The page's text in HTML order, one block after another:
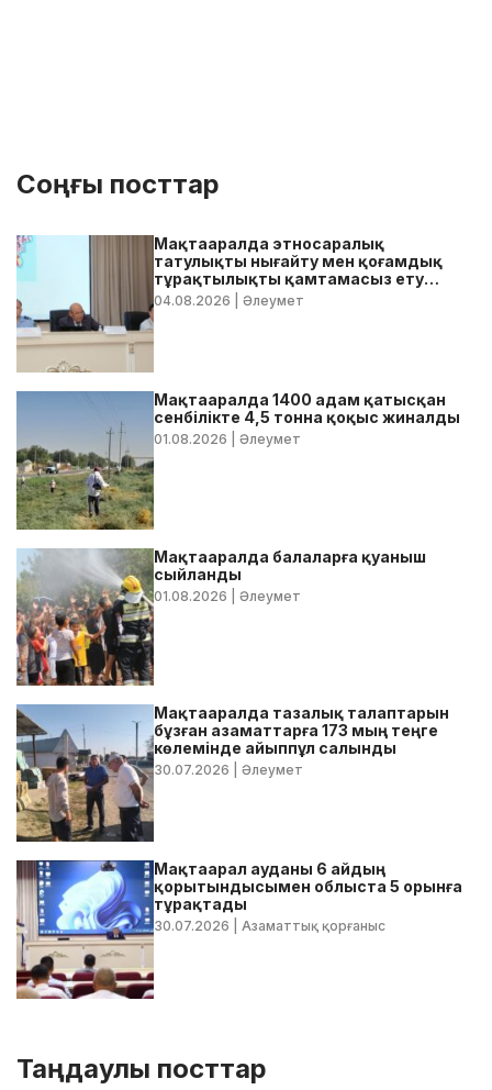
Соңғы посттар
Мақтааралда этносаралық
татулықты нығайту мен қоғамдық
тұрақтылықты қамтамасыз ету
бойынша жедел кеңес өтті
04.08.2026 | Әлеумет
Мақтааралда 1400 адам қатысқан
сенбілікте 4,5 тонна қоқыс жиналды
01.08.2026 | Әлеумет
Мақтааралда балаларға қуаныш
сыйланды
01.08.2026 | Әлеумет
Мақтааралда тазалық талаптарын
бұзған азаматтарға 173 мың теңге
көлемінде айыппұл салынды
30.07.2026 | Әлеумет
Мақтаарал ауданы 6 айдың
қорытындысымен облыста 5 орынға
тұрақтады
30.07.2026 | Азаматтық қорғаныс
Таңдаулы посттар